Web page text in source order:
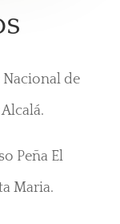
de
Peña El
Maria.